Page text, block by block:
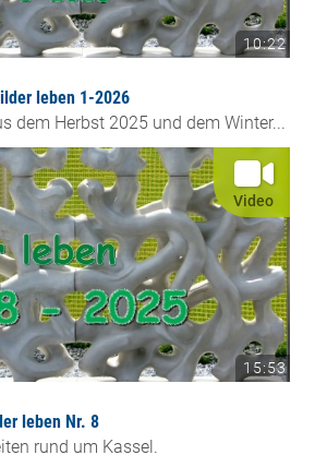
10:22
leben 1-2026
dem Herbst 2025 und dem Winter...
Video
15:53
leben Nr. 8
rund um Kassel.